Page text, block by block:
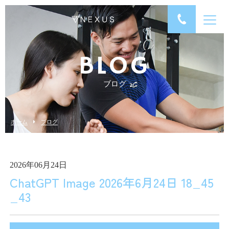
BLOG
ブログ
ホーム ブログ
2026年06月24日
ChatGPT Image 2026年6月24日 18_45
_43